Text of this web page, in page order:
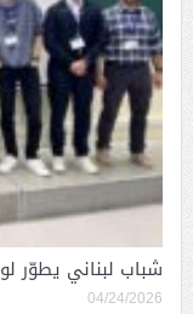
شباب لبناني يطوّر
04/24/2026